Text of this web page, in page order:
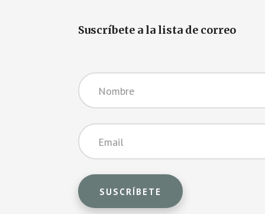
Suscríbete a la lista de correo